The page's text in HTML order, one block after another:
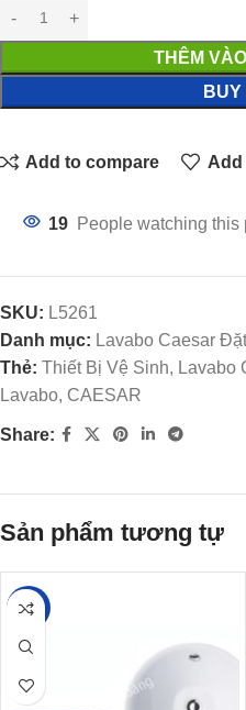
THÊM
BUY
Add to compare Add
19 People watching this
SKU: L5261
Danh mục: Lavabo Caesar
Thẻ: Thiết Bị Vệ Sinh, Lavabo
Lavabo, CAESAR
Share:
Sản phẩm tương tự
-13%